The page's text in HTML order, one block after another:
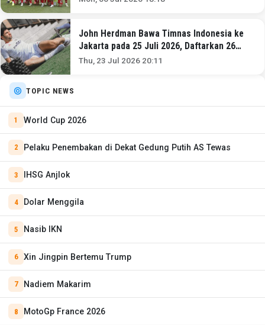
John Herdman Bawa Timnas Indonesia ke
Jakarta pada 25 Juli 2026, Daftarkan 26
Pemain untuk Piala AFF 2026!
Thu, 23 Jul 2026 20:11
TOPIC NEWS
World Cup 2026
Pelaku Penembakan di Dekat Gedung Putih AS Tewas
IHSG Anjlok
Dolar Menggila
Nasib IKN
Xin Jingpin Bertemu Trump
Nadiem Makarim
MotoGp France 2026